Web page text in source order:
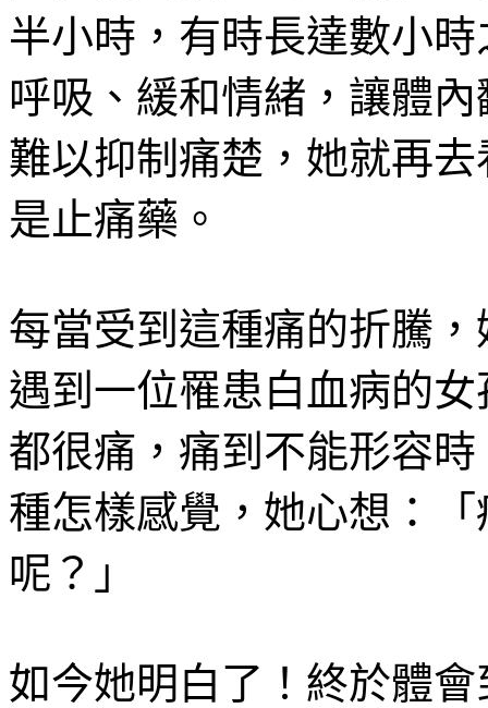
半小時，有時長達數小
呼吸、緩和情緒，讓體
難以抑制痛楚，她就再
是止痛藥。
每當受到這種痛的折騰
遇到一位罹患白血病的
都很痛，痛到不能形容
種怎樣感覺，她心想：
呢？」
如今她明白了！終於體